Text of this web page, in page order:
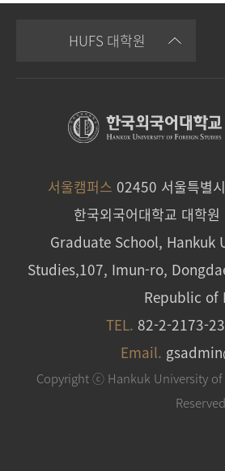
HUFS 대학원
서울캠퍼스 02450 서울특별
한국외국어대학교 대학
Graduate School, Hankuk
Studies,107, Imun-ro,
Republic of
TEL. 82-2-2173-
Email.
Copyright ⓒ Hankuk University of